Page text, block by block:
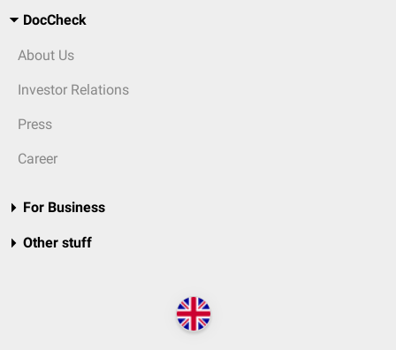
DocCheck
About Us
Investor Relations
Press
Career
For Business
Other stuff